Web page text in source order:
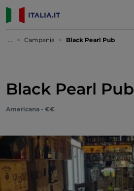
... Campania Black Pearl Pub
Black Pearl Pub
Americana - €€